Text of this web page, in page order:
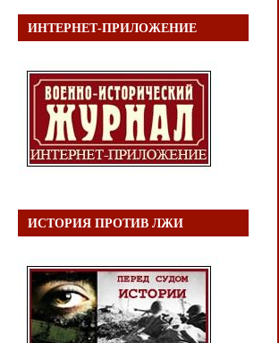
ИНТЕРНЕТ-ПРИЛОЖЕНИЕ
ИСТОРИЯ ПРОТИВ ЛЖИ